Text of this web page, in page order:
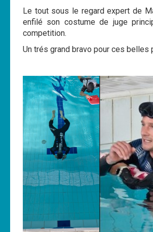
Cours
Annonces
Le tout sous le regard expert de
enfilé son costume de juge
competition.
Un trés grand bravo pour ces belles